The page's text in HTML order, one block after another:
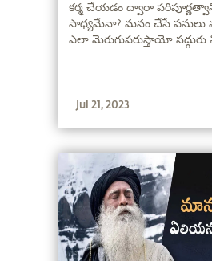
కర్మ చేయడం ద్వారా
సాధ్యమేనా? మనం చేసే పనులు
ఎలా మెరుగుపరుస్తాయో సద్గురు
Jul 21, 2023